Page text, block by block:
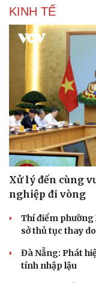
KINH TẾ
Xử lý đến cùng
nghiệp đi vòng
Thí điểm phường
sở thủ tục thay
Đà Nẵng: Phát
tính nhập lậu